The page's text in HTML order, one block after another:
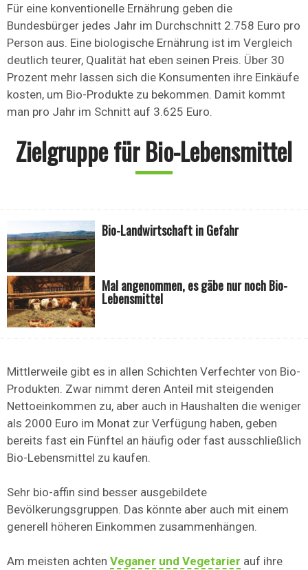
Für eine konventionelle Ernährung geben die
Bundesbürger jedes Jahr im Durchschnitt 2.758 Euro pro
Person aus. Eine biologische Ernährung ist im Vergleich
deutlich teurer, Qualität hat eben seinen Preis. Über 30
Prozent mehr lassen sich die Konsumenten ihre Einkäufe
kosten, um Bio-Produkte zu bekommen. Damit kommt
man pro Jahr im Schnitt auf 3.625 Euro.
Zielgruppe für Bio-Lebensmittel
Bio-Landwirtschaft in Gefahr
Mal angenommen, es gäbe nur noch Bio-
Lebensmittel
Mittlerweile gibt es in allen Schichten Verfechter von Bio-
Produkten. Zwar nimmt deren Anteil mit steigenden
Nettoeinkommen zu, aber auch in Haushalten die weniger
als 2000 Euro im Monat zur Verfügung haben, geben
bereits fast ein Fünftel an häufig oder fast ausschließlich
Bio-Lebensmittel zu kaufen.
Sehr bio-affin sind besser ausgebildete
Bevölkerungsgruppen. Das könnte aber auch mit einem
generell höheren Einkommen zusammenhängen.
Am meisten achten Veganer und Vegetarier auf ihre